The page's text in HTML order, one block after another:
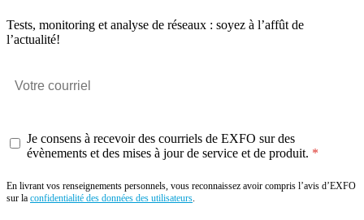
Tests, monitoring et analyse de réseaux : soyez à l’affût de
l’actualité!
Je consens à recevoir des courriels de EXFO sur des
évènements et des mises à jour de service et de produit.
En livrant vos renseignements personnels, vous reconnaissez avoir compris l’avis d’EXFO
sur la confidentialité des données des utilisateurs.